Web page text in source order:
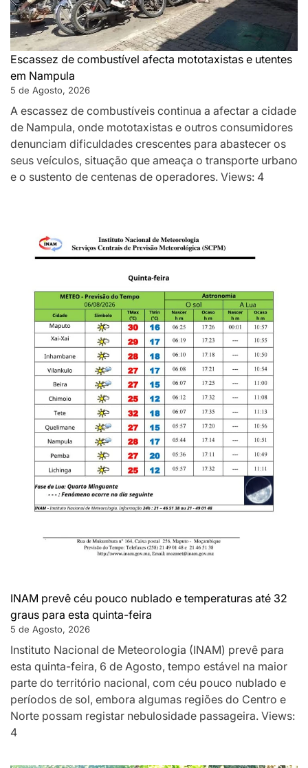
Escassez de combustível afecta mototaxistas e utentes
em Nampula
5 de Agosto, 2026
A escassez de combustíveis continua a afectar a cidade
de Nampula, onde mototaxistas e outros consumidores
denunciam dificuldades crescentes para abastecer os
seus veículos, situação que ameaça o transporte urbano
e o sustento de centenas de operadores. Views: 4
INAM prevê céu pouco nublado e temperaturas até 32
graus para esta quinta-feira
5 de Agosto, 2026
Instituto Nacional de Meteorologia (INAM) prevê para
esta quinta-feira, 6 de Agosto, tempo estável na maior
parte do território nacional, com céu pouco nublado e
períodos de sol, embora algumas regiões do Centro e
Norte possam registar nebulosidade passageira. Views:
4